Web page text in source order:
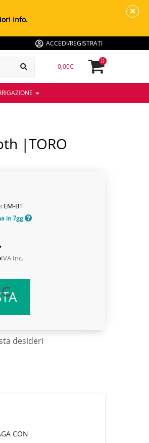
info.
ACCEDI/REGISTRATI
0,00€
0
EM-BT
in 7gg
IVA Inc.
desideri
CON